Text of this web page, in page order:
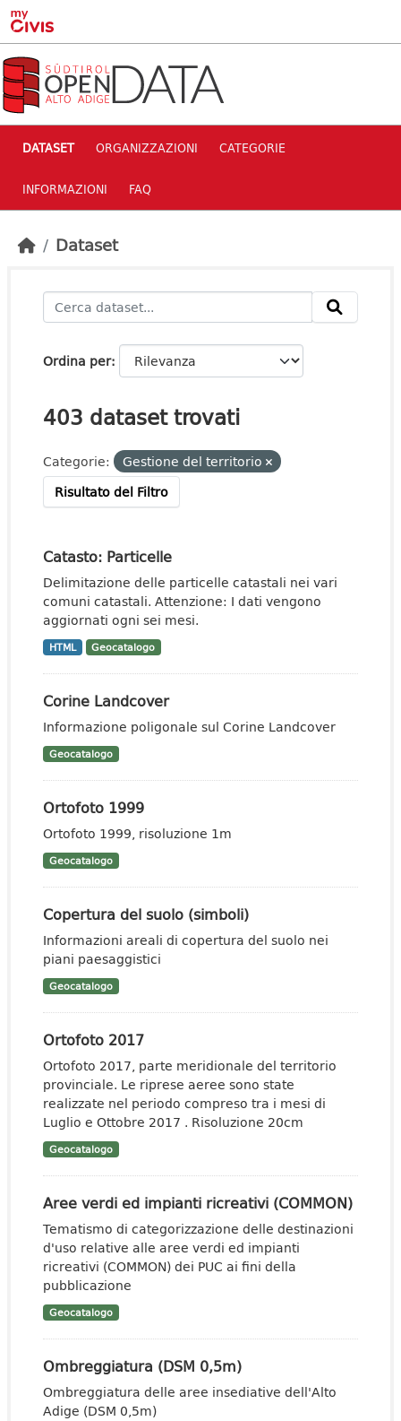
Skip to main content
DATASET ORGANIZZAZIONI CATEGORIE
INFORMAZIONI FAQ
Dataset
Ordina per
403 dataset trovati
Categorie:
Gestione del territorio
Risultato del Filtro
Catasto: Particelle
Delimitazione delle particelle catastali nei vari
comuni catastali. Attenzione: I dati vengono
aggiornati ogni sei mesi.
HTML Geocatalogo
Corine Landcover
Informazione poligonale sul Corine Landcover
Geocatalogo
Ortofoto 1999
Ortofoto 1999, risoluzione 1m
Geocatalogo
Copertura del suolo (simboli)
Informazioni areali di copertura del suolo nei
piani paesaggistici
Geocatalogo
Ortofoto 2017
Ortofoto 2017, parte meridionale del territorio
provinciale. Le riprese aeree sono state
realizzate nel periodo compreso tra i mesi di
Luglio e Ottobre 2017 . Risoluzione 20cm
Geocatalogo
Aree verdi ed impianti ricreativi (COMMON)
Tematismo di categorizzazione delle destinazioni
d'uso relative alle aree verdi ed impianti
ricreativi (COMMON) dei PUC ai fini della
pubblicazione
Geocatalogo
Ombreggiatura (DSM 0,5m)
Ombreggiatura delle aree insediative dell'Alto
Adige (DSM 0,5m)